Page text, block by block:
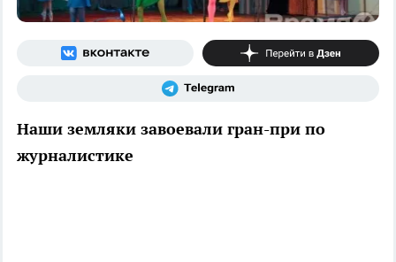
Наши земляки завоевали гран-при по
журналистике